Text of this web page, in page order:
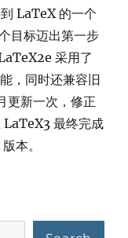
LaTeX 的一个
目标迈出第一步
采用了
，同时还兼容旧
更新一次，修正
LaTeX3 最终完成
本。